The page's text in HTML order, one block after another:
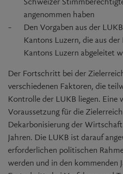
angenommen haben
Den Vorgaben aus der
Kantons Luzern, die aus
Kantons Luzern abgeleitet
Der Fortschritt bei der
verschiedenen Faktoren, die
Kontrolle der LUKB liegen. Eine
Voraussetzung für die
Dekarbonisierung der
Jahren. Die LUKB ist darauf
erforderlichen politischen
werden und in den kommenden